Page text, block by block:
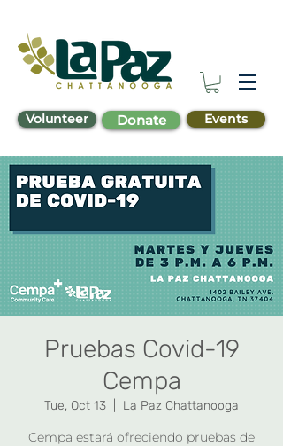
Volunteer Donate Events
Pruebas Covid-19
Cempa
Tue, Oct 13 La Paz Chattanooga
Cempa estará ofreciendo pruebas de